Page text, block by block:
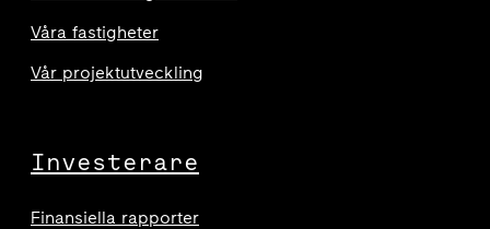
Våra fastigheter
Vår projektutveckling
Investerare
Finansiella rapporter